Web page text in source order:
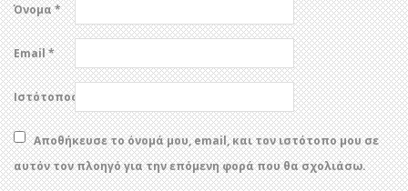
Όνομα*
Email*
Ιστότοπος
Αποθήκευσε το όνομά μου, email, και τον ιστότοπο μου σε
αυτόν τον πλοηγό για την επόμενη φορά που θα σχολιάσω.